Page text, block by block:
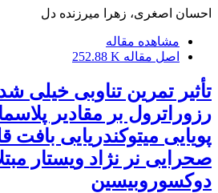
احسان اصغری، زهرا میرزنده دل
مشاهده مقاله
اصل مقاله 252.88 K
تأثیر تمرین تناوبی خیلی
رزوراترول بر مقادیر
پویایی میتوکندریایی
صحرایی نر نژاد ویستار
دوکسوروبیسین